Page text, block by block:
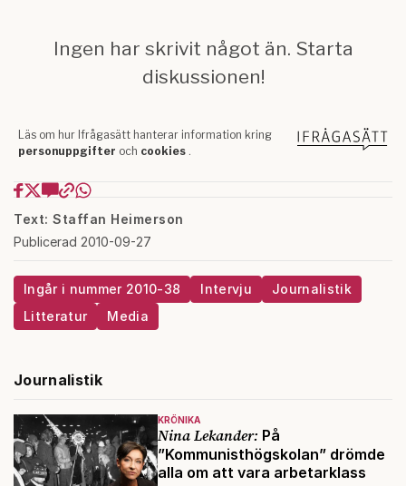
Text: Staffan Heimerson
Publicerad 2010-09-27
Ingår i nummer 2010-38 Intervju
Journalistik
Litteratur
Media
Journalistik
KRÖNIKA
Nina Lekander: På
”Kommunisthögskolan” drömde
alla om att vara arbetarklass